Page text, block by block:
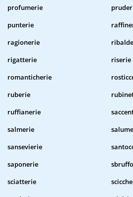
profumerie
punterie
ragionerie
rigatterie
riserie
romanticherie
ruberie
ruffianerie
salmerie
sansevierie
saponerie
sciatterie